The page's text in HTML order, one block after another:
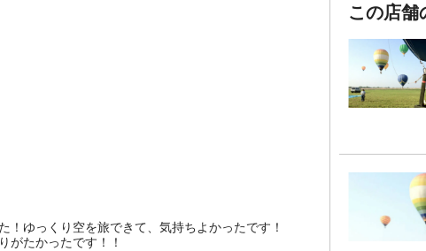
ゆっくり空を旅できて、気持ちよかったです！
がたかったです！！
この店舗